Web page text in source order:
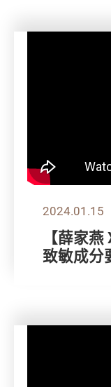
2024.01.15
【薛家
致敏成分